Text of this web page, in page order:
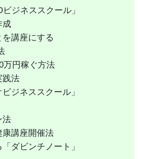
ジネススクール」
成
を講座にする
万円稼ぐ方法
践法
ジネススクール」
法
康講座開催法
ダビンチノート」